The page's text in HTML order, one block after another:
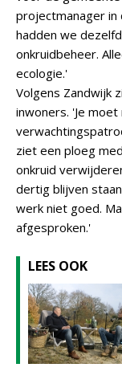
projectmanager
hadden we
onkruidbeheer.
ecologie.'
Volgens Zandwijk
inwoners. 'Je
ziet een ploeg
onkruid
dertig blijven
werk niet goed.
afgesproken.'
LEES OOK